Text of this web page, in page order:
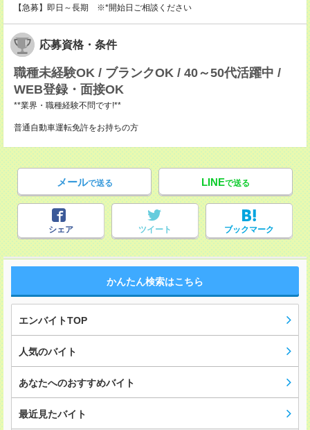
【急募】即日～長期 ※*開始日ご相談ください
応募資格・条件
職種未経験OK / ブランクOK / 40～50代活躍中 /
WEB登録・面接OK
**業界・職種経験不問です!**
普通自動車運転免許をお持ちの方
メールで送る LINEで送る
シェア ツイート ブックマーク
かんたん検索はこちら
エンバイトTOP
人気のバイト
あなたへのおすすめバイト
最近見たバイト